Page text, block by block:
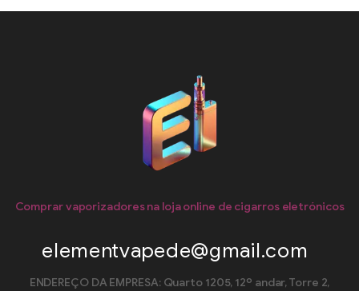
Comprar vaporizadores na loja online de cigarros eletrónicos
elementvapede@gmail.com
ENDEREÇO DA EMPRESA: Quarto 1205, 12º andar, Torre 2,